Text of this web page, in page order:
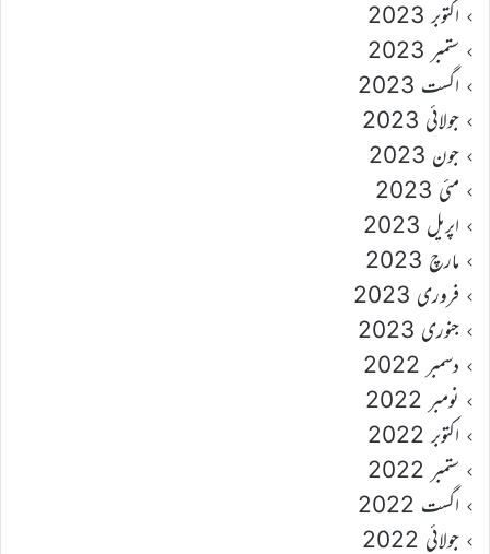
اکتوبر 2023
ستمبر 2023
اگست 2023
جولائی 2023
جون 2023
مئی 2023
اپریل 2023
مارچ 2023
فروری 2023
جنوری 2023
دسمبر 2022
نومبر 2022
اکتوبر 2022
ستمبر 2022
اگست 2022
جولائی 2022